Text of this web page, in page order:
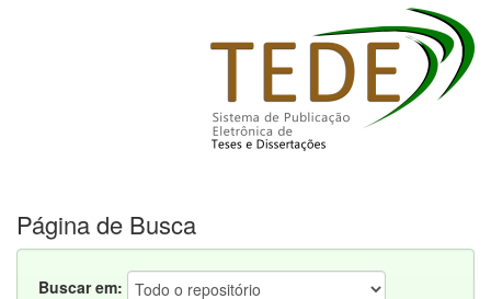
Página de Busca
Buscar em: